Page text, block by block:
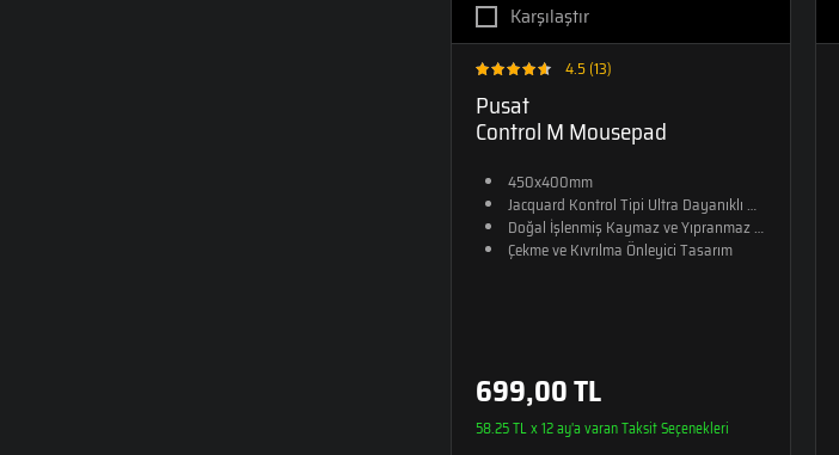
Karşılaştır
4.5 (13)
Pusat
Control M Mousepad
450x400mm​​
Jacquard Kontrol Tipi Ultra Dayanıklı Kumaş​
Doğal İşlenmiş Kaymaz ve Yıpranmaz Kauçuk
Çekme ve Kıvrılma Önleyici Tasarım​
699,00 TL
58.25 TL x 12 ay'a varan Taksit Seçenekleri